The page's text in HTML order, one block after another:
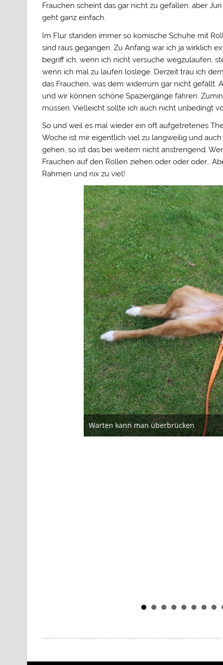
Frauchen scheint das gar nicht zu gefallen, aber
geht ganz einfach.
Im Flur standen immer so komische Schuhe mit
sind raus gegangen. Zu Anfang war ich ja wirklich
begriff ich, wenn ich nicht versuche wegzulaufen,
wenn ich mal zu laufen loslege. Derzeit trau ich
das Frauchen, was dem widerrum gar nicht gefällt.
und wir können schöne Spaziergänge fahren.
müssen. Vielleicht sollte ich auch nicht unbedingt
So und weil es mal wieder ein oft aufgetretenes
Woche ist mir eigentlich viel zu langweilig und
gehen, so ist das bei weitem nicht anstrengend.
Frauchen auf den Rollen ziehen oder oder oder…
Rahmen und nix zu viel!
Warten kann man überbrücken